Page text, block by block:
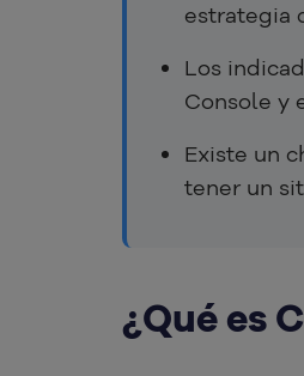
estrategia
Los
Console y
Existe un
tener un
¿Qué es